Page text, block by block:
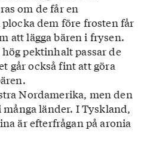
om de får en
dem före frosten får
att lägga bären i frysen.
pektinhalt passar de
går också fint att göra
Nordamerika, men den
länder. I Tyskland,
är efterfrågan på aronia